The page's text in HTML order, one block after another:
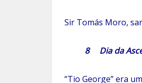
Sir Tomás Moro,
8 Dia da
“Tio George” era